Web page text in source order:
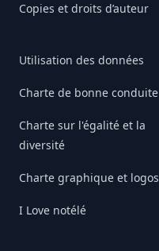
Copies et droits d’auteur
Utilisation des données
Charte de bonne conduite
Charte sur l'égalité et la
diversité
Charte graphique et logos
I Love notélé